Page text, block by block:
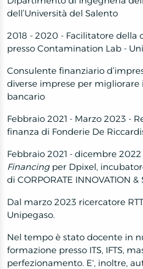
dell’Università del Salento
2018 - 2020 - Facilitatore della
presso Contamination Lab -
Consulente finanziario
diverse imprese per migliorare
bancario
Febbraio 2021 - Marzo 2023 -
finanza di Fonderie De
Febbraio 2021 - dicembre 2022
Financing per Dpixel,
di CORPORATE INNOVATION &
Dal marzo 2023 ricercatore RTT
Unipegaso.
Nel tempo è stato docente in
formazione presso ITS, IFTS,
perfezionamento. E', inoltre,